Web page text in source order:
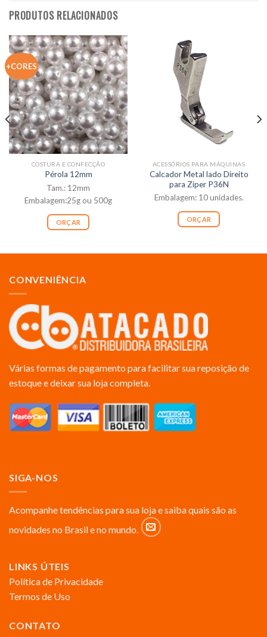
PRODUTOS RELACIONADOS
+CORES
COSTURA E CONFECÇÃO
Pérola 12mm
Tam.: 12mm
Embalagem:25g ou 500g
ORÇAR
ACESSÓRIOS PARA MÁQUINAS
Calcador Metal lado Direito
para Ziper P36N
Embalagem: 10 unidades.
ORÇAR
CONVENIÊNCIA
Várias formas de pagamento para facilitar sua reposição de
estoque e deixar sua loja completa.
SIGA-NOS
Acompanhe tendências para sua loja e saiba quais são as
novidades no Brasil e no mundo.
LINKS ÚTEIS
Política de Privacidade
Termos de Uso
CONTATO